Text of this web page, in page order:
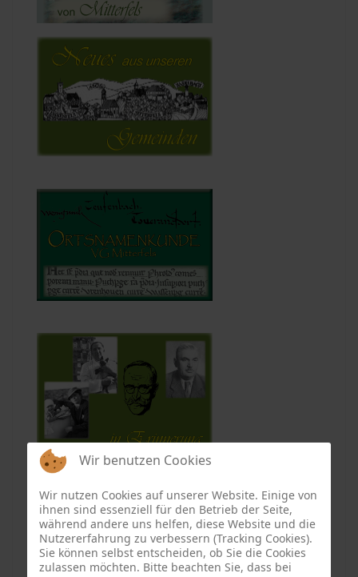
Wir benutzen Cookies
Wir nutzen Cookies auf unserer Website. Einige von
ihnen sind essenziell für den Betrieb der Seite,
während andere uns helfen, diese Website und die
Nutzererfahrung zu verbessern (Tracking Cookies).
Sie können selbst entscheiden, ob Sie die Cookies
zulassen möchten. Bitte beachten Sie, dass bei